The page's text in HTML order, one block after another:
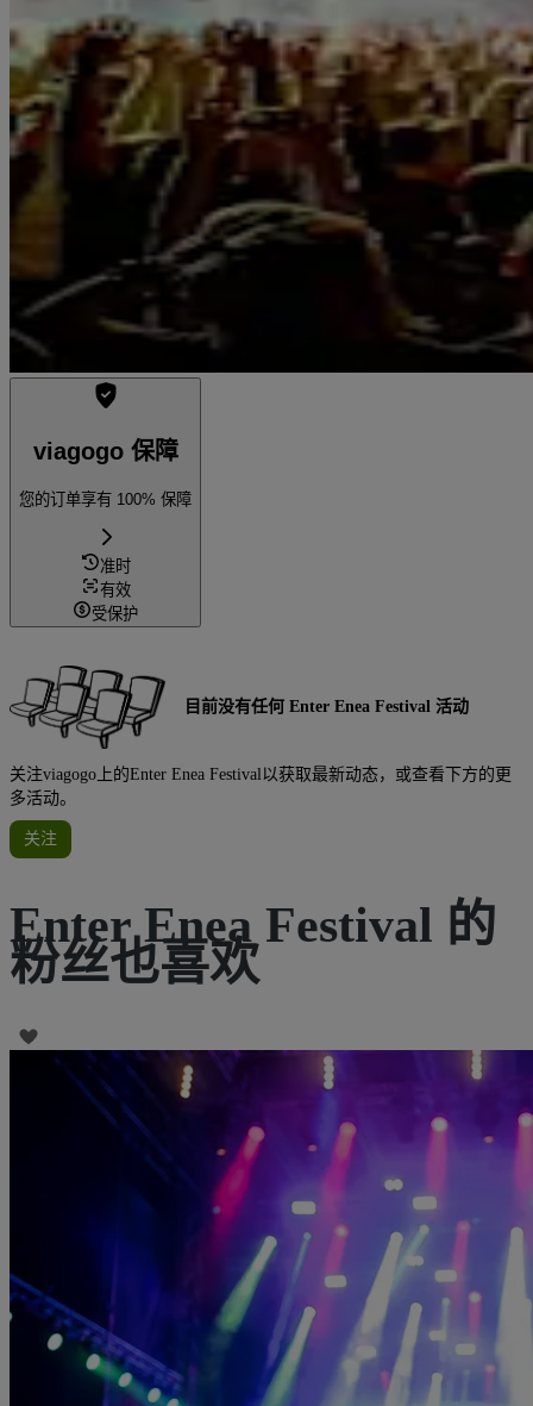
viagogo 保障
您的订单享有 100% 保障
准时
有效
受保护
目前没有任何 Enter Enea Festival 活动
关注viagogo上的Enter Enea Festival以获取最新动态，或查看下方的更
多活动。
关注
Enter Enea Festival 的
粉丝也喜欢